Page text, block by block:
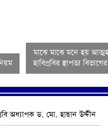
মাঝে মাঝে মনে হয়
হাবিপ্রবির স্থাপত্য
অধ্যাপক ড. মো. হাছান উদ্দীন